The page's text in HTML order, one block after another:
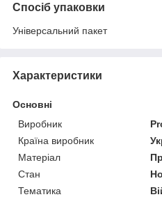
Спосіб упаковки
Універсальний пакет
Характеристики
Основні
Виробник
Країна виробник
Матеріал
Стан
Тематика